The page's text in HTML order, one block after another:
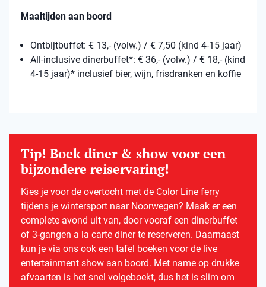
Maaltijden aan boord
Ontbijtbuffet: € 13,- (volw.) / € 7,50 (kind 4-15 jaar)
All-inclusive dinerbuffet*: € 36,- (volw.) / € 18,- (kind
4-15 jaar)* inclusief bier, wijn, frisdranken en koffie
Tip! Boek diner & show voor een
bijzondere reiservaring!
Kies je voor de overtocht met de Color Line ferry
tijdens je wintersport naar Noorwegen? Maak er een
complete avond uit van, door vooraf een dinerbuffet
of 3-gangen a la carte diner te reserveren. Daarnaast
kun je via ons ook een tafel boeken voor de live
entertainment show aan boord. Met name op drukke
afvaarten is het snel volgeboekt, dus het is slim om